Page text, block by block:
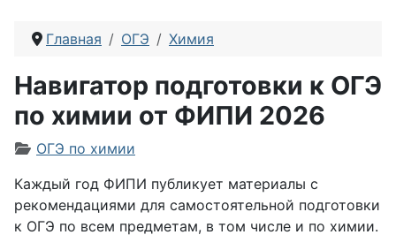
Главная ОГЭ Химия
Навигатор подготовки к ОГЭ
по химии от ФИПИ 2026
Информация о материале
ОГЭ по химии
Каждый год ФИПИ публикует материалы с
рекомендациями для самостоятельной подготовки
к ОГЭ по всем предметам, в том числе и по химии.